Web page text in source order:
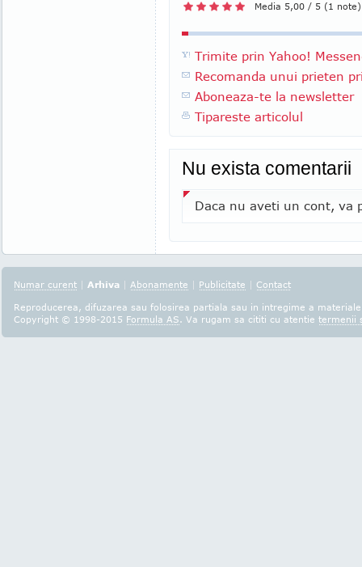
Media 5,00 / 5 (1 note)
Trimite prin Yahoo!
Recomanda unui prieten
Aboneaza-te la newsletter
Tipareste articolul
Nu exista comentarii
Daca nu aveti un cont, va
Numar curent | Arhiva | Abonamente | Publicitate | Contact
Reproducerea, difuzarea sau folosirea partiala sau in intregime a
Copyright © 1998-2015 Formula AS. Va rugam sa cititi cu atentie termenii